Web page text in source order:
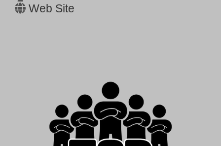
Web Site